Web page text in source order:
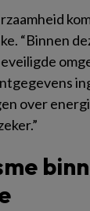
“Binnen
over